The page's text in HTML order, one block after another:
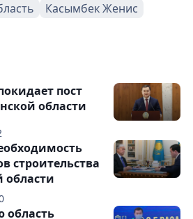
Касымбек Женис
пост
области
строительства
области
область